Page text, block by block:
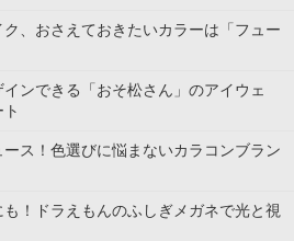
、おさえておきたいカラーは「フュー
インできる「おそ松さん」のアイウェ
ス！色選びに悩まないカラコンブラン
！ドラえもんのふしぎメガネで光と視